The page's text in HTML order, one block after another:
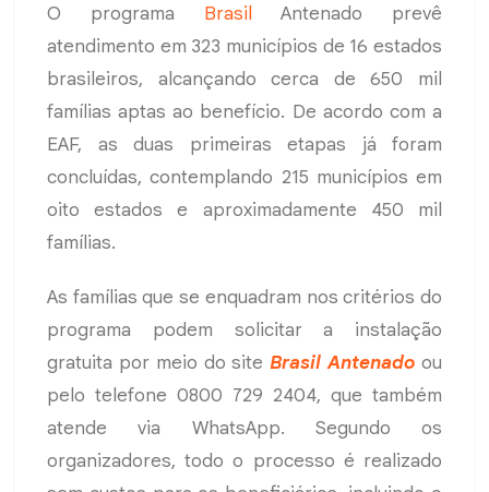
O programa BrasilAntenado prevê
atendimento em 323 municípios de 16 estados
brasileiros, alcançando cerca de 650 mil
famílias aptas ao benefício. De acordo com a
EAF, as duas primeiras etapas já foram
concluídas, contemplando 215 municípios em
oito estados e aproximadamente 450 mil
famílias.
As famílias que se enquadram nos critérios do
programa podem solicitar a instalação
gratuita por meio do siteBrasil Antenado ou
pelo telefone 0800 729 2404, que também
atende via WhatsApp. Segundo os
organizadores, todo o processo é realizado